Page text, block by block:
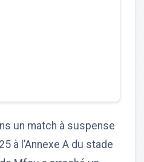
un match à suspense
à l’Annexe A du stade